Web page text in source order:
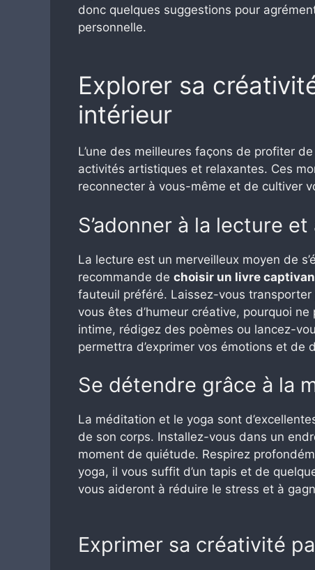
donc quelques suggestions pour
personnelle.
Explorer sa
intérieur
L’une des meilleures façons de profiter
activités artistiques et relaxantes. Ces
reconnecter à vous-même et de cultiver
S’adonner à la lecture et
La lecture est un merveilleux moyen de
recommande de choisir un livre
fauteuil préféré. Laissez-vous transporter
vous êtes d’humeur créative, pourquoi
intime, rédigez des poèmes ou lancez-
permettra d’exprimer vos émotions et de
Se détendre grâce à la
La méditation et le yoga sont
de son corps. Installez-vous dans un
moment de quiétude. Respirez
yoga, il vous suffit d’un tapis et de
vous aideront à réduire le stress et à
Exprimer sa créativité